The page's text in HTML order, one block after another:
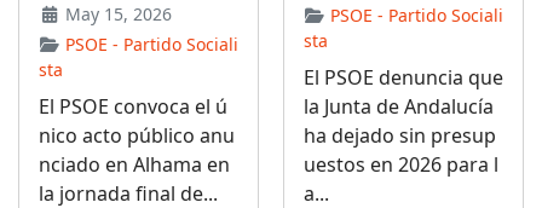
May 15, 2026
PSOE - Partido Sociali
sta
El PSOE convoca el ú
nico acto público anu
nciado en Alhama en
la jornada final de...
PSOE - Partido Sociali
sta
El PSOE denuncia que
la Junta de Andalucía
ha dejado sin presup
uestos en 2026 para l
a...